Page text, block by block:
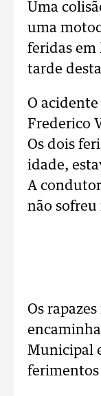
Uma
uma
feridas em
tarde
O
Frederico
Os dois
idade,
A
não
Os
Municipal
ferimentos